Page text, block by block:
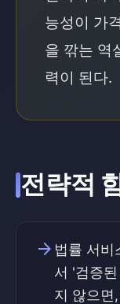
능성이 가
을 깎는 역
력이 된다.
전략적
arrow_forward 법률 서비
서 '검증
지 않으면